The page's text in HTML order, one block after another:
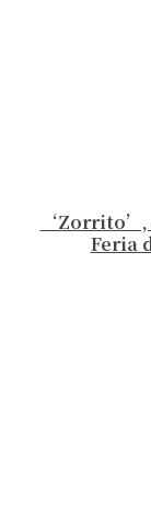
‘Zorrito’,
Feria